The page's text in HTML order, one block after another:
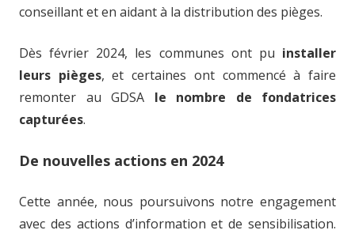
conseillant et en aidant à la distribution des pièges.
Dès février 2024, les communes ont pu installer
leurs pièges, et certaines ont commencé à faire
remonter au GDSA le nombre de fondatrices
capturées.
De nouvelles actions en 2024
Cette année, nous poursuivons notre engagement
avec des actions d’information et de sensibilisation.